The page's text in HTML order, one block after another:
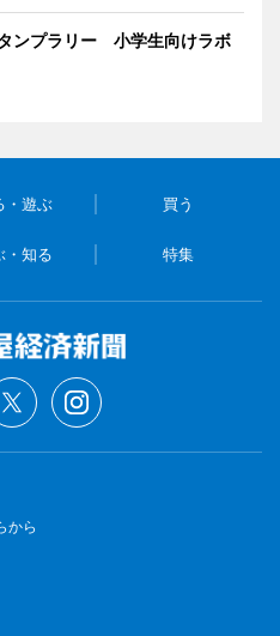
ンプラリー 小学生向けラボ
・遊ぶ 買う
・知る 特集
から